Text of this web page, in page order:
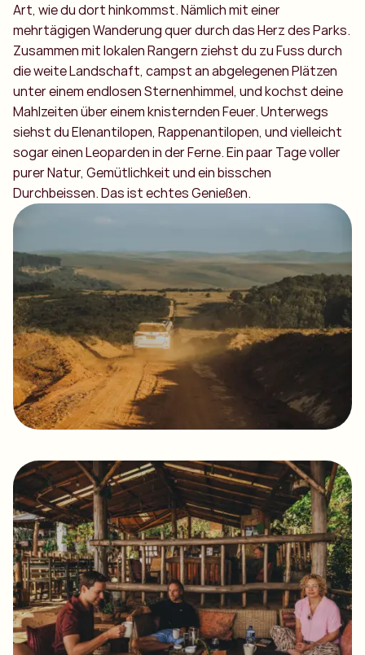
Art, wie du dort hinkommst. Nämlich mit einer
mehrtägigen Wanderung quer durch das Herz des Parks.
Zusammen mit lokalen Rangern ziehst du zu Fuss durch
die weite Landschaft, campst an abgelegenen Plätzen
unter einem endlosen Sternenhimmel, und kochst deine
Mahlzeiten über einem knisternden Feuer. Unterwegs
siehst du Elenantilopen, Rappenantilopen, und vielleicht
sogar einen Leoparden in der Ferne. Ein paar Tage voller
purer Natur, Gemütlichkeit und ein bisschen
Durchbeissen. Das ist echtes Genießen.